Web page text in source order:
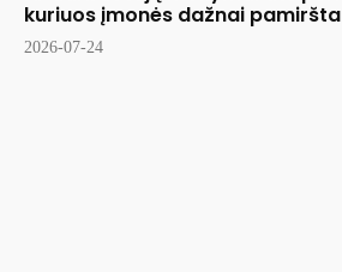
kuriuos įmonės dažnai pamiršta
2026-07-24